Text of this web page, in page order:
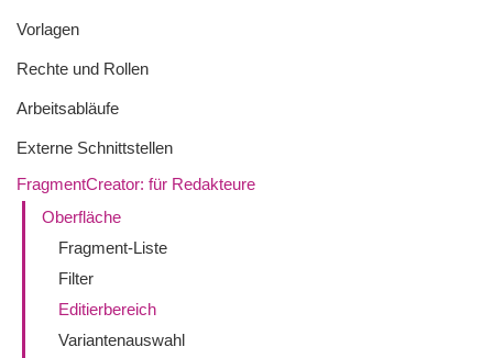
Vorlagen
Rechte und Rollen
Arbeitsabläufe
Externe Schnittstellen
FragmentCreator: für Redakteure
Oberfläche
Fragment-Liste
Filter
Editierbereich
Variantenauswahl